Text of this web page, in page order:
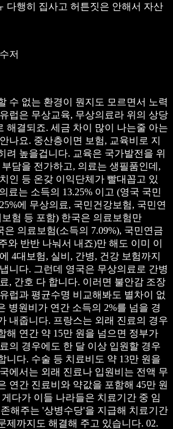
다행히 집사고 허튼짓은 안해서 자산
저
수 없는 환경이 뭔지도 모르면서 노력
유럽은 무상교육, 무상의료라 위의 상당
해결되죠. 세금 차이 많이 나는줄 아는
나요. 중산층이면 보험, 교육비로 지
려 높을겁니다. 교육은 국가발전을 위
담을 전가하고, 의료는 생필품인데,
인 등 온갖 이익단체가 빨대꼽고 있
료는 소득의 13.25% 이고 (영국 국민
에 무상의료, 국민건강보험, 국민연
험 등 포함) 한국은 의료보험만
은 의료보험(소득의 7.09%), 국민연금
와 반반 나눠서 내죠)만 해도 이미 이
4대보험, 실비, 간병, 건강 보험까지
니다. 그런데 영국은 무상의료로 간병
, 간호 다 합니다. 이러면 불안감 조장
럽과 평균수명 비교해봐도 별차이 없
병원비가 연간 소득의 2%를 넘을 경
내줍니다. 프랑스는 외래 진료의 경우
해 연간 약 15만 원을 넘으면 정부가
의 경우에도 한 달 이상 입원할 경우
니다. 수술 등 치료비도 약 13만 원을
에서는 외래 진료나 입원비는 전액 무
연간 진료비와 약값을 포함해 45만 원
게다가 이들 나라들은 치료기간 중 임
해주는 '상병수당'을 지급해 치료기간
제까지도 해결해 주고 있습니다. 02.